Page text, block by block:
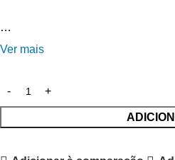
…
Ver mais